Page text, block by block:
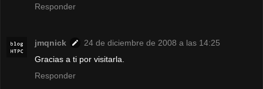
Responder
jmqnick
24 de diciembre de 2008 a las 14:25
Gracias a ti por visitarla.
Responder